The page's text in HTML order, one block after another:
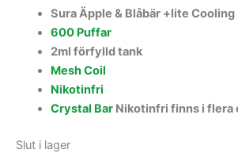
Sura Äpple & Blåbär +lite Cooling
600 Puffar
2ml förfylld tank
Mesh Coil
Nikotinfri
Crystal BarNikotinfri finns i flera
Slut i lager